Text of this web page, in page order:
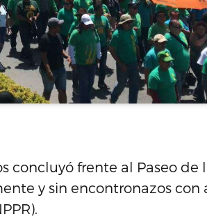
concluyó frente al Paseo de
y sin encontronazos con